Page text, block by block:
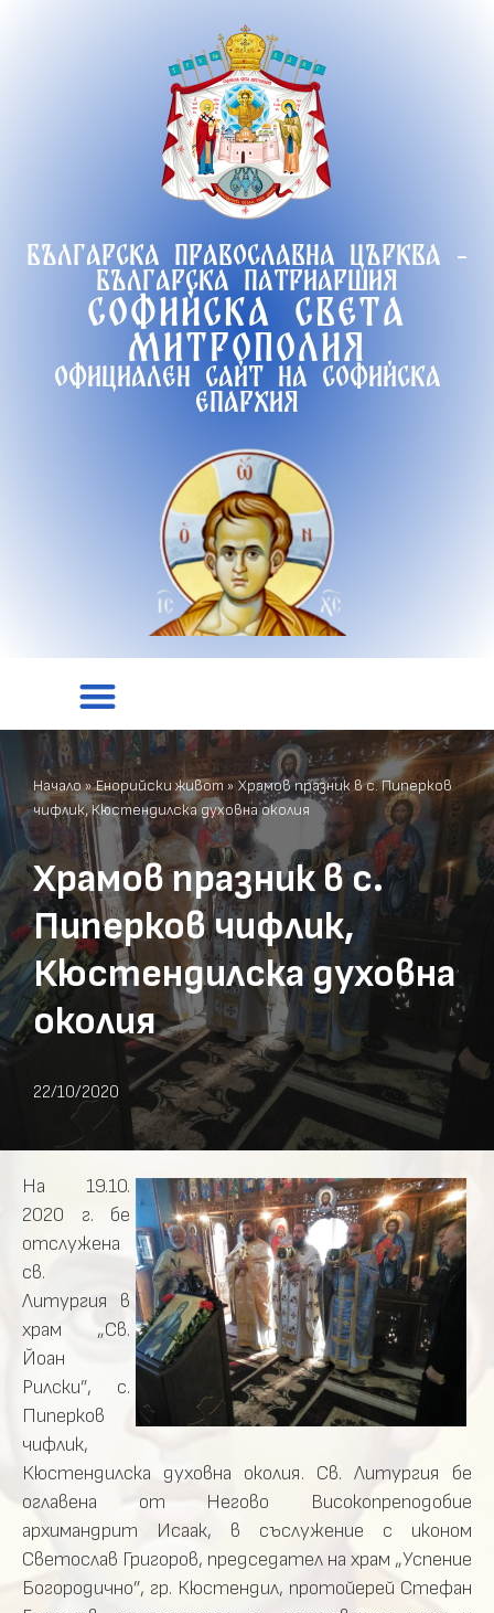
Българска православна църква -
Българска патриаршия
Софийска света
митрополия
Официален сайт на софийска
епархия
Начало»Енорийски живот »Храмов празник в с. Пиперков
чифлик, Кюстендилска духовна околия
Храмов празник в с.
Пиперков чифлик,
Кюстендилска духовна
околия
22/10/2020
На 19.10.
2020 г. бе
отслужена
св.
Литургия в
храм „Св.
Йоан
Рилски”, с.
Пиперков
чифлик,
Кюстендилска духовна околия. Св. Литургия бе
оглавена от Негово Високопреподобие
архимандрит Исаак, в съслужение с иконом
Светослав Григоров, председател на храм „Успение
Богородично”, гр. Кюстендил, протойерей Стефан